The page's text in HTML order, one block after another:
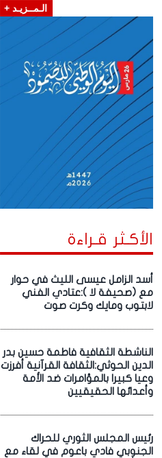
الـمــزيـد +
الأكـثر قـراءة
أسد الزامل عيسى الليث في حوار
مع (صحيفة لا ):عتادي الفني
لابتوب ومايك وكرت صوت
الناشطة الثقافية فاطمة حسين بدر
الدين الحوثي:الثقافة القرآنية أفرزت
وعيا كبيرا بالمؤامرات ضد الأمة
وأعدائها الحقيقيين
رئيس المجلس الثوري للحراك
الجنوبي فادي باعوم في لقاء مع